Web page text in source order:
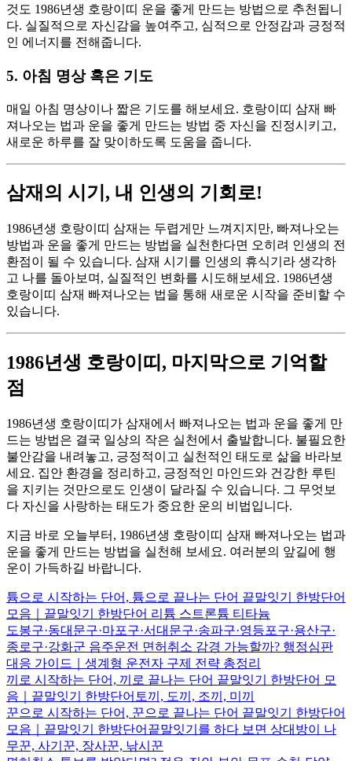
것도 1986년생 호랑이띠 운을 좋게 만드는 방법으로 추천됩니
다. 실질적으로 자신감을 높여주고, 심적으로 안정감과 긍정적
인 에너지를 전해줍니다.
5. 아침 명상 혹은 기도
매일 아침 명상이나 짧은 기도를 해보세요. 호랑이띠 삼재 빠
져나오는 법과 운을 좋게 만드는 방법 중 자신을 진정시키고,
새로운 하루를 잘 맞이하도록 도움을 줍니다.
삼재의 시기, 내 인생의 기회로!
1986년생 호랑이띠 삼재는 두렵게만 느껴지지만, 빠져나오는
방법과 운을 좋게 만드는 방법을 실천한다면 오히려 인생의 전
환점이 될 수 있습니다. 삼재 시기를 인생의 휴식기라 생각하
고 나를 돌아보며, 실질적인 변화를 시도해보세요. 1986년생
호랑이띠 삼재 빠져나오는 법을 통해 새로운 시작을 준비할 수
있습니다.
1986년생 호랑이띠, 마지막으로 기억할
점
1986년생 호랑이띠가 삼재에서 빠져나오는 법과 운을 좋게 만
드는 방법은 결국 일상의 작은 실천에서 출발합니다. 불필요한
불안감을 내려놓고, 긍정적이고 실천적인 태도로 삶을 바라보
세요. 집안 환경을 정리하고, 긍정적인 마인드와 건강한 루틴
을 지키는 것만으로도 인생이 달라질 수 있습니다. 그 무엇보
다 자신을 사랑하는 태도가 중요한 운의 비법입니다.
지금 바로 오늘부터, 1986년생 호랑이띠 삼재 빠져나오는 법과
운을 좋게 만드는 방법을 실천해 보세요. 여러분의 앞길에 행
운이 가득하길 바랍니다.
튬으로 시작하는 단어, 튬으로 끝나는 단어 끝말잇기 한방단어
모음｜끝말잇기 한방단어 리튬 스트론튬 티타늄
도봉구·동대문구·마포구·서대문구·송파구·영등포구·용산구·
종로구·강화군 음주운전 면허취소 감경 가능할까? 행정심판
대응 가이드｜생계형 운전자 구제 전략 총정리
끼로 시작하는 단어, 끼로 끝나는 단어 끝말잇기 한방단어 모
음｜끝말잇기 한방단어토끼, 도끼, 조끼, 미끼
꾼으로 시작하는 단어, 꾼으로 끝나는 단어 끝말잇기 한방단어
모음｜끝말잇기 한방단어끝말잇기를 하다 보면 상대방이 나
무꾼, 사기꾼, 장사꾼, 낚시꾼